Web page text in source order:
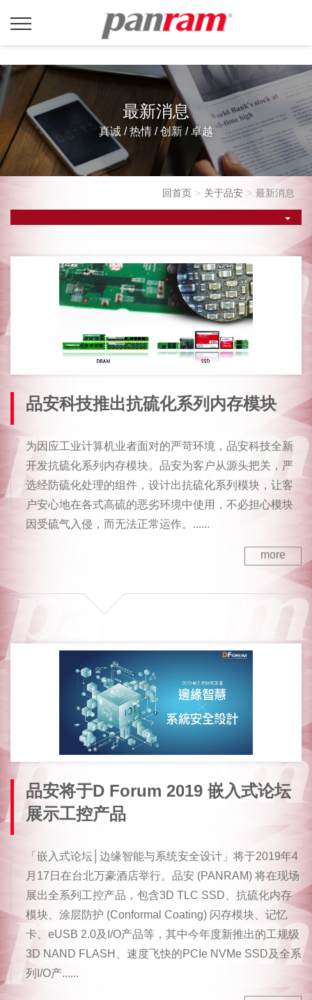
最新消息
真诚 / 热情 / 创新 / 卓越
回首页 关于品安 最新消息
品安科技推出抗硫化系列内存模块
为因应工业计算机业者面对的严苛环境，品安科技全新
开发抗硫化系列内存模块。品安为客户从源头把关，严
选经防硫化处理的组件，设计出抗硫化系列模块，让客
户安心地在各式高硫的恶劣环境中使用，不必担心模块
因受硫气入侵，而无法正常运作。......
more
品安将于D Forum 2019 嵌入式论坛
展示工控产品
「嵌入式论坛│边缘智能与系统安全设计」将于2019年4
月17日在台北万豪酒店举行。品安 (PANRAM) 将在现场
展出全系列工控产品，包含3D TLC SSD、抗硫化内存
模块、涂层防护 (Conformal Coating) 闪存模块、记忆
卡、eUSB 2.0及I/O产品等，其中今年度新推出的工规级
3D NAND FLASH、速度飞快的PCIe NVMe SSD及全系
列I/O产......